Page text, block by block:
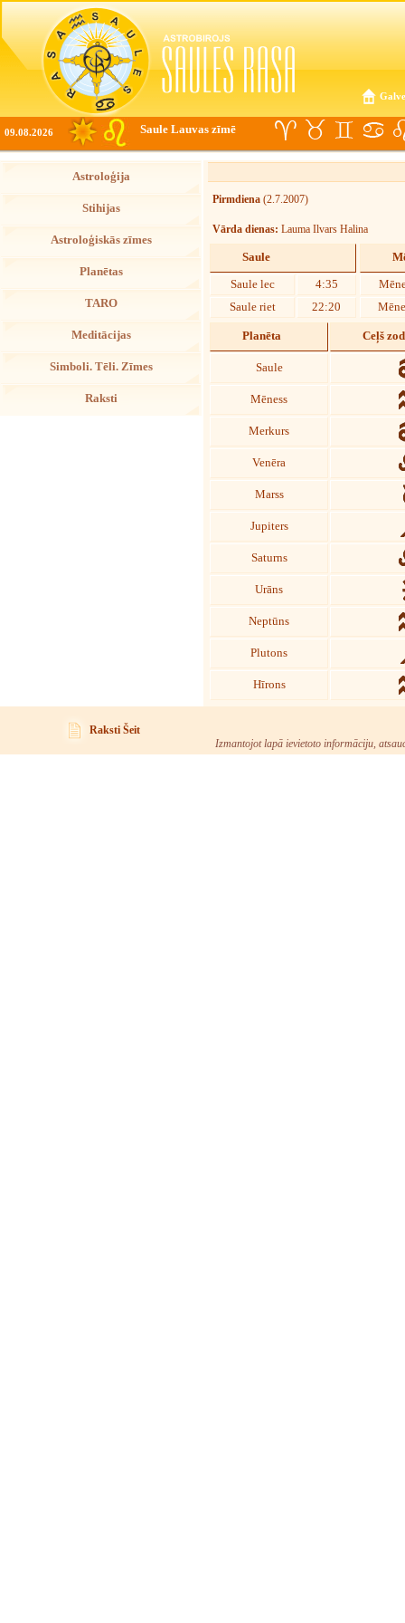
09.08.2026 Saule Lauvas zīmē
Astroloģija
Stihijas
Astroloģiskās zīmes
Planētas
TARO
Meditācijas
Simboli. Tēli. Zīmes
Raksti
Pirmdiena (2.7.2007)
Vārda dienas: Lauma Ilvars Halina
Saule
Saule lec
4:35
Saule riet
22:20
Planēta Ceļš
Saule
Mēness
Merkurs
Venēra
Marss
Jupiters
Saturns
Urāns
Neptūns
Plutons
Hīrons
Raksti Šeit
Izmantojot lapā ievietoto informāciju,